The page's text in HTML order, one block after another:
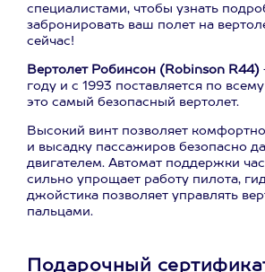
специалистами, чтобы узнать
забронировать ваш полет на
сейчас!
Вертолет Робинсон (Robinson R44)
году и с 1993 поставляется по
это самый безопасный вертолет.
Высокий винт позволяет
и высадку пассажиров безопасно
двигателем. Автомат поддержки
сильно упрощает работу пилота,
джойстика позволяет управлять
пальцами.
Подарочный